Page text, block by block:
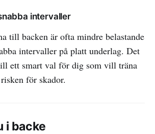
intervaller
till backen är ofta mindre belastande
intervaller på platt underlag. Det
ett smart val för dig som vill träna
för skador.
i backe